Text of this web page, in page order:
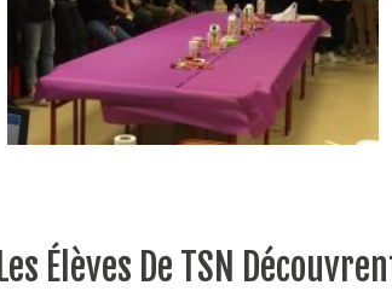
Les Élèves De TSN